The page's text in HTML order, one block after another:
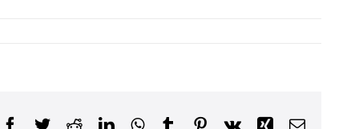
Facebook
TwitterRedditLinkedInWhatsApp
TumblrPinterest
Vk XingEmail